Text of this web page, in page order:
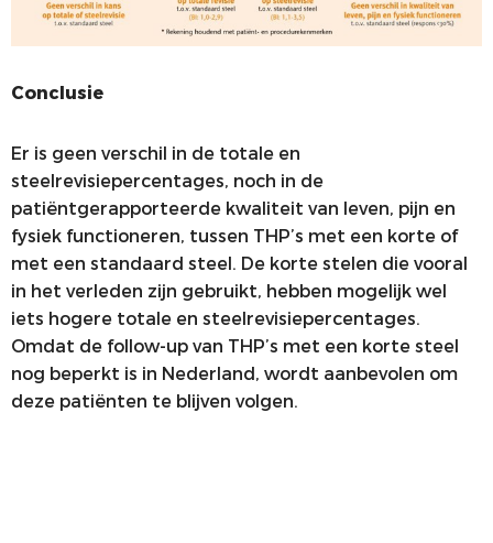
Conclusie
Er is geen verschil in de totale en
steelrevisiepercentages, noch in de
patiëntgerapporteerde kwaliteit van leven, pijn en
fysiek functioneren, tussen THP’s met een korte of
met een standaard steel. De korte stelen die vooral
in het verleden zijn gebruikt, hebben mogelijk wel
iets hogere totale en steelrevisiepercentages.
Omdat de follow-up van THP’s met een korte steel
nog beperkt is in Nederland, wordt aanbevolen om
deze patiënten te blijven volgen.